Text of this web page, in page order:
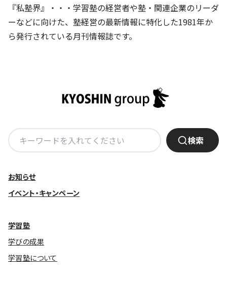
DXビジョン・DX戦略
Kyoshin Digital Academy
安全と安心への取り組み
活動報告
メッセージアーカイブス
『私塾界』・・・学習塾の経営者や塾・関連企業のリーダ
ーなどに向けた、塾経営の最新情報に特化した1981年か
ら発行されている月刊情報誌です。
検
索:
検索
お知らせ
イベント・キャンペーン
学習塾
学びの成果
学習塾について